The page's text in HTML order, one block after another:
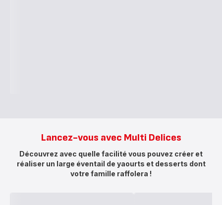
Lancez-vous avec Multi Delices
Découvrez avec quelle facilité vous pouvez créer et
réaliser un large éventail de yaourts et desserts dont
votre famille raffolera !